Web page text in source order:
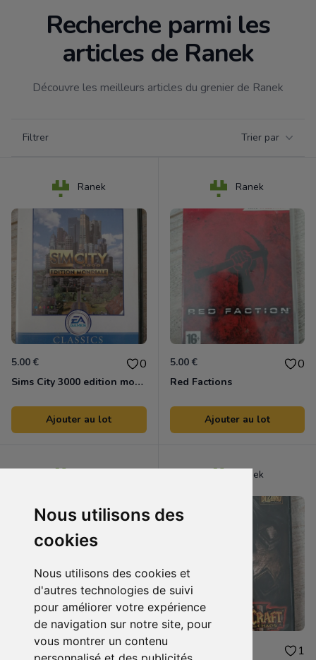
Nous utilisons des
cookies
Nous utilisons des cookies et
d'autres technologies de suivi
pour améliorer votre expérience
de navigation sur notre site, pour
vous montrer un contenu
Recherche parmi les
articles de Ranek
Découvre les meilleurs articles du grenier de Ranek
Filtrer Trier par
Ranek
5.00 € 0
Sims City 3000 edition mondial
Ajouter au lot
Ranek
5.00 € 0
Red Factions
Ajouter au lot
5.00 €
Ranek
1